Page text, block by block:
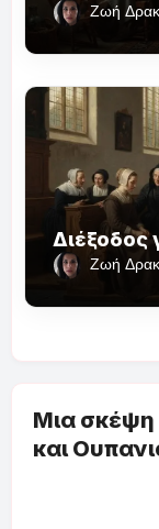
Ζωή
Διέξοδος
Ζωή
Μια σκέψη
και